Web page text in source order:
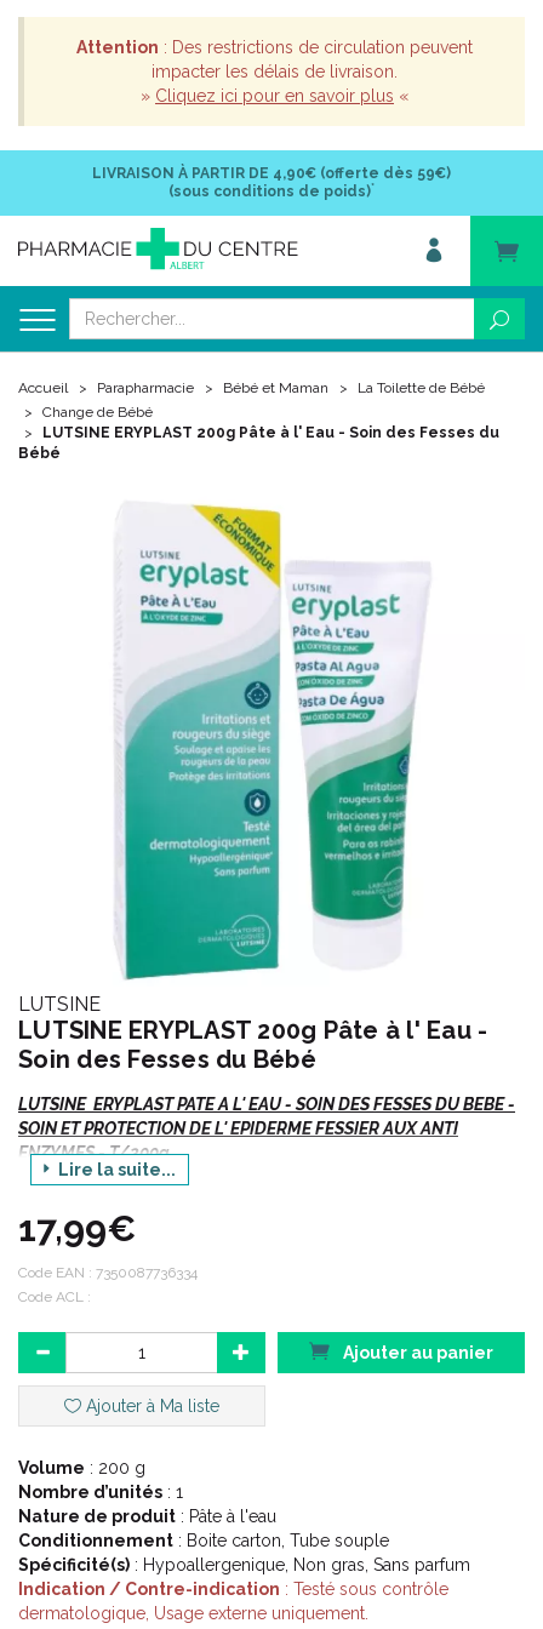
Attention : Des restrictions de circulation peuvent
impacter les délais de livraison.
» Cliquez ici pour en savoir plus «
LIVRAISON À PARTIR DE 4,90€ (offerte dès 59€)
(sous conditions de poids)*
Accueil Parapharmacie Bébé et Maman
La Toilette de Bébé
Change de Bébé
LUTSINE ERYPLAST 200g Pâte à l' Eau - Soin des Fesses du
Bébé
LUTSINE
LUTSINE ERYPLAST 200g Pâte à l' Eau -
Soin des Fesses du Bébé
LUTSINE ERYPLAST PATE A L' EAU - SOIN DES FESSES DU BEBE -
SOIN ET PROTECTION DE L' EPIDERME FESSIER AUX ANTI
ENZYMES - T/200g
Indications :
épiderme fessier du nourrisson.
Eryplast Pâte à l' Eau a été spécialement développée pour
éviter et apaiser les irritations et les rougeurs de l' épiderme
fessier.
Cette pâte à l' eau à base de zinc constitue une barrière
absorbante et non occlusive qui aide à prévenir l' infection.
Lire la suite...
17,99€
Code EAN : 7350087736334
Code ACL :
Ajouter au panier
Ajouter à Ma liste
Volume : 200 g
Nombre d’unités : 1
Nature de produit : Pâte à l'eau
Conditionnement : Boite carton, Tube souple
Spécificité(s) : Hypoallergenique, Non gras, Sans parfum
Indication / Contre-indication : Testé sous contrôle
dermatologique, Usage externe uniquement.